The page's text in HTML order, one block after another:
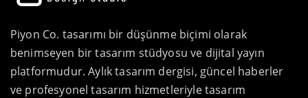
Piyon Co. tasarımı bir düşünme biçimi olarak
benimseyen bir tasarım stüdyosu ve dijital yayın
platformudur. Aylık tasarım dergisi, güncel haberler
ve profesyonel tasarım hizmetleriyle tasarım